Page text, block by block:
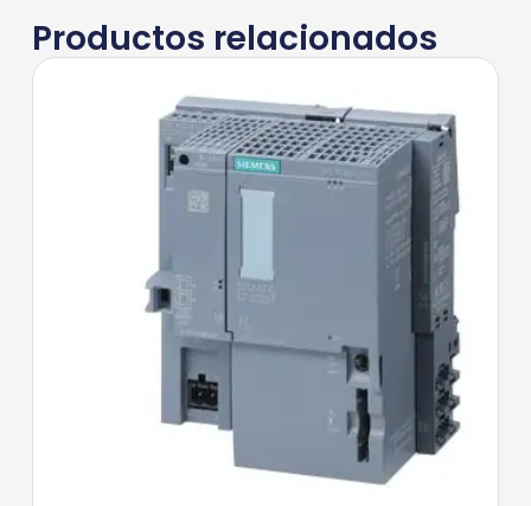
Productos relacionados